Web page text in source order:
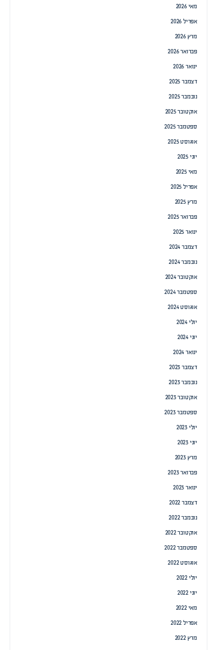
מאי 2026
אפריל 2026
מרץ 2026
פברואר 2026
ינואר 2026
דצמבר 2025
נובמבר 2025
אוקטובר 2025
ספטמבר 2025
אוגוסט 2025
יוני 2025
מאי 2025
אפריל 2025
מרץ 2025
פברואר 2025
ינואר 2025
דצמבר 2024
נובמבר 2024
אוקטובר 2024
ספטמבר 2024
אוגוסט 2024
יולי 2024
יוני 2024
ינואר 2024
דצמבר 2023
נובמבר 2023
אוקטובר 2023
ספטמבר 2023
יולי 2023
יוני 2023
מרץ 2023
פברואר 2023
ינואר 2023
דצמבר 2022
נובמבר 2022
אוקטובר 2022
ספטמבר 2022
אוגוסט 2022
יולי 2022
יוני 2022
מאי 2022
אפריל 2022
מרץ 2022